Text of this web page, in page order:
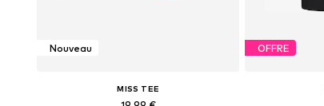
Nouveau
MISS TEE
OFFRE